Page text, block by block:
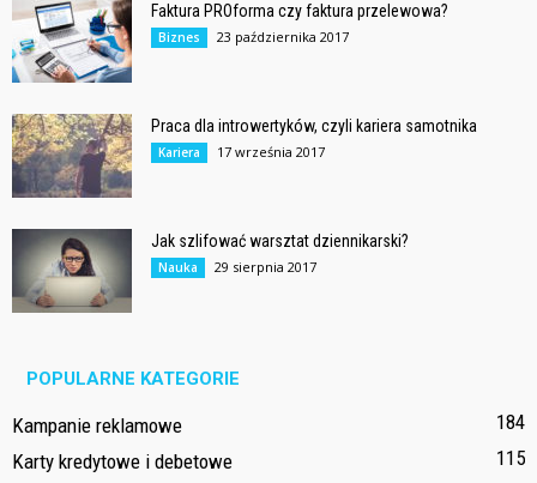
Faktura PROforma czy faktura przelewowa?
Biznes 23 października 2017
Praca dla introwertyków, czyli kariera samotnika
Kariera 17 września 2017
Jak szlifować warsztat dziennikarski?
Nauka 29 sierpnia 2017
POPULARNE KATEGORIE
Kampanie reklamowe
184
Karty kredytowe i debetowe
115